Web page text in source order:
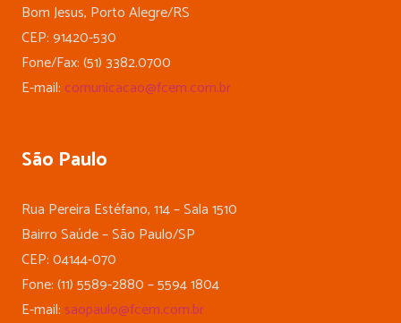
Bom Jesus, Porto Alegre/RS
CEP: 91420-530
Fone/Fax: (51) 3382.0700
E-mail: comunicacao@fcem.com.br
São Paulo
Rua Pereira Estéfano, 114 – Sala 1510
Bairro Saúde – São Paulo/SP
CEP: 04144-070
Fone: (11) 5589-2880 – 5594 1804
E-mail: saopaulo@fcem.com.br